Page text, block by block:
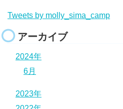
Tweets by molly_sima_camp
アーカイブ
2024年
6月
2023年